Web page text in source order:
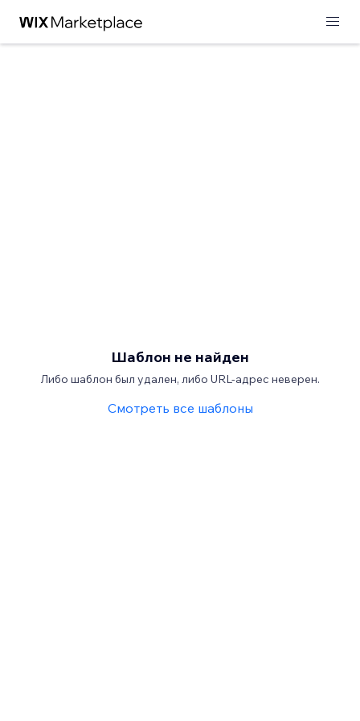
Шаблон не найден
Либо шаблон был удален, либо URL-адрес неверен.
Смотреть все шаблоны